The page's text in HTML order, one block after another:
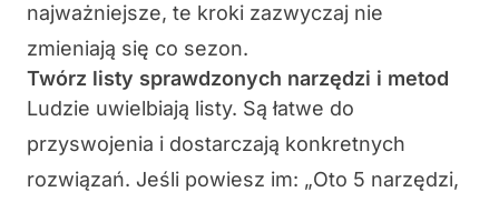
najważniejsze, te kroki zazwyczaj nie
zmieniają się co sezon.
Twórz listy sprawdzonych narzędzi i metod
Ludzie uwielbiają listy. Są łatwe do
przyswojenia i dostarczają konkretnych
rozwiązań. Jeśli powiesz im: „Oto 5 narzędzi,